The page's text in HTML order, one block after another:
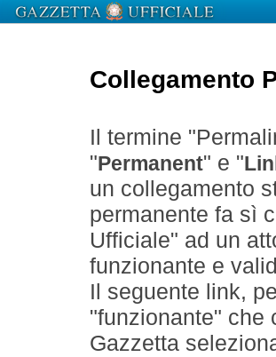
Collegamento
Il termine
" Permanent" e "
un collegamento
permanente fa sì
Ufficiale" ad un
funzionante e
Il seguente link,
"funzionante" che
Gazzetta